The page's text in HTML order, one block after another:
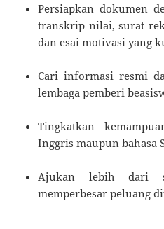
Persiapkan dokumen
transkrip nilai, surat
dan esai motivasi yang
Cari informasi resmi
lembaga pemberi
Tingkatkan
Inggris maupun bahasa
Ajukan lebih dari
memperbesar peluang